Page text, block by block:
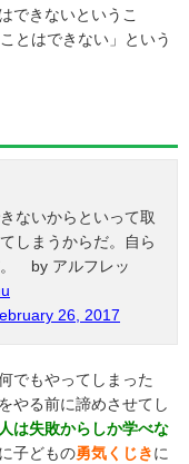
できないというこ
とはできない」という
ないからといって取
しまうからだ。自ら
。 by アルフレッ
26, 2017
でもやってしまった
やる前に諦めさせてし
人は失敗からしか学べな
子どもの勇気くじきに